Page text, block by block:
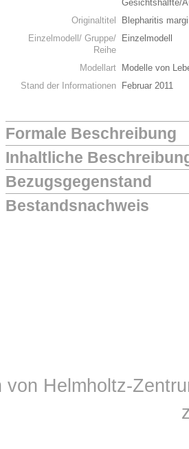
Gesichtshälfte/
Originaltitel
Blepharitis
Einzelmodell/ Gruppe/
Reihe
Einzelmodell
Modellart
Modelle von
Stand der Informationen
Februar 2011
Formale Beschreibung
Inhaltliche
Bezugsgegenstand
Bestandsnachweis
Helmholtz-